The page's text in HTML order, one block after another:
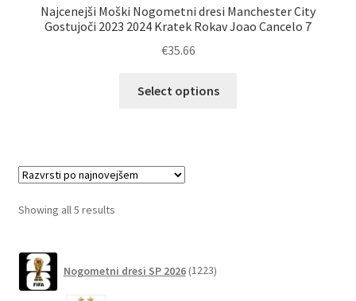
Najcenejši Moški Nogometni dresi Manchester City
Gostujoči 2023 2024 Kratek Rokav Joao Cancelo 7
€35.66
Select options
Showing all 5 resultsSorted
Nogometni dresi SP 2026 1223izdelkov